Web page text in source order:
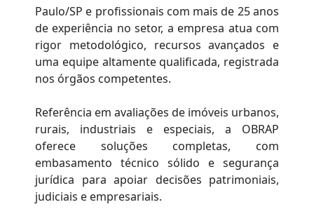
Paulo/SP e profissionais com mais de 25 anos
de experiência no setor, a empresa atua com
rigor metodológico, recursos avançados e
uma equipe altamente qualificada, registrada
nos órgãos competentes.
Referência em avaliações de imóveis urbanos,
rurais, industriais e especiais, a OBRAP
oferece soluções completas, com
embasamento técnico sólido e segurança
jurídica para apoiar decisões patrimoniais,
judiciais e empresariais.